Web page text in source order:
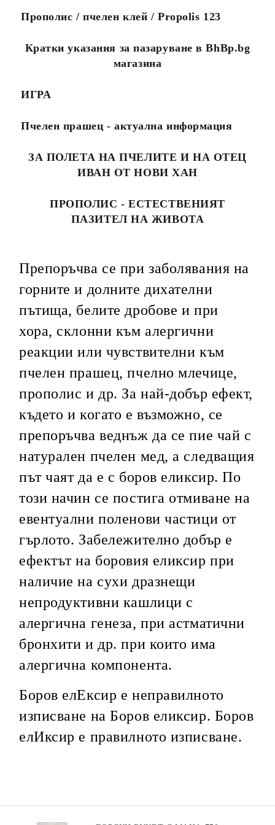
Прополис / пчелен клей / Propolis 123
Кратки указания за пазаруване в BhBp.bg
магазина
ИГРА
Пчелен прашец - актуална информация
ЗА ПОЛЕТА НА ПЧЕЛИТЕ И НА ОТЕЦ
ИВАН ОТ НОВИ ХАН
ПРОПОЛИС - ЕСТЕСТВЕНИЯТ
ПАЗИТЕЛ НА ЖИВОТА
Препоръчва се при заболявания на
горните и долните дихателни
пътища, белите дробове и при
хора, склонни към алергични
реакции или чувствителни към
пчелен прашец, пчелно млечице,
прополис и др. За най-добър ефект,
където и когато е възможно, се
препоръчва веднъж да се пие чай с
натурален пчелен мед, а следващия
път чаят да е с боров еликсир. По
този начин се постига отмиване на
евентуални поленови частици от
гърлото. Забележително добър е
ефектът на боровия еликсир при
наличие на сухи дразнещи
непродуктивни кашлици с
алергична генеза, при астматични
бронхити и др. при които има
алергична компонента.
Боров елЕксир е неправилното
изписване на Боров еликсир. Боров
елИксир е правилното изписване.